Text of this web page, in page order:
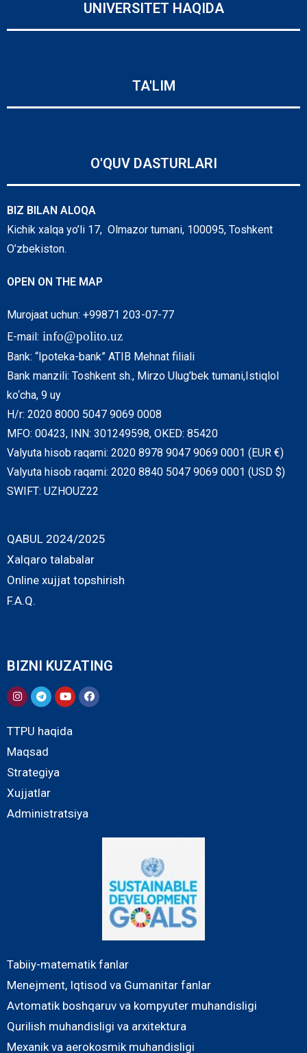
UNIVERSITET HAQIDA
TA'LIM
O'QUV DASTURLARI
BIZ BILAN ALOQA
Kichik xalqa yo’li 17, Olmazor tumani, 100095, Toshkent
O’zbekiston.
OPEN ON THE MAP
Murojaat uchun: +99871 203-07-77
E-mail: info@polito.uz
Bank: “Ipoteka-bank” ATIB Mehnat filiali
Bank manzili: Toshkent sh., Mirzo Ulug’bek tumani,Istiqlol
ko‘cha, 9 uy
H/r: 2020 8000 5047 9069 0008
MFO: 00423, INN: 301249598, OKED: 85420
Valyuta hisob raqami: 2020 8978 9047 9069 0001 (EUR €)
Valyuta hisob raqami: 2020 8840 5047 9069 0001 (USD $)
SWIFT: UZHOUZ22
QABUL 2024/2025
Xalqaro talabalar
Online xujjat topshirish
F.A.Q.
BIZNI KUZATING
TTPU haqida
Maqsad
Strategiya
Xujjatlar
Administratsiya
Tabiiy-matematik fanlar
Menejment, Iqtisod va Gumanitar fanlar
Avtomatik boshqaruv va kompyuter muhandisligi
Qurilish muhandisligi va arxitektura
Mexanik va aerokosmik muhandisligi